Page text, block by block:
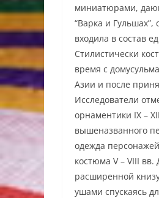
миниатюрами,
“Варка и
входила в состав
Стилистически
время с
Азии и после
Исследователи
орнаментики IX –
вышеназванного
одежда
костюма V – VIII
расширенной
ушами спускаясь